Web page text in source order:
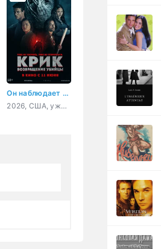
Он наблюдает за тобой
2026, США, ужасы, триллер